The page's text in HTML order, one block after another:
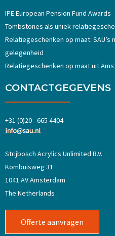
IPE European Pension Fund Awards
Tombstones als uniek
Relatiegeschenken op maat:
gelegenheid
Relatiegeschenken op maat uit
CONTACTGEGEVENS
+31 (0)20 - 665 4404
Strijbosch Acrylics Unlimited B.V.
Kombuisweg 31
1041 AV Amsterdam
The Netherlands
Offerte aanvragen